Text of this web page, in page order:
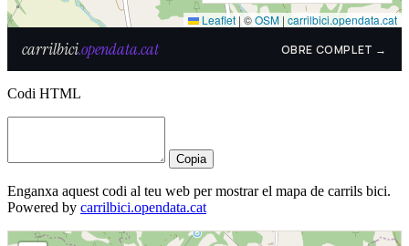
Codi HTML
Copia
Enganxa aquest codi al teu web per mostrar el mapa de carrils bici.
Powered by carrilbici.opendata.cat